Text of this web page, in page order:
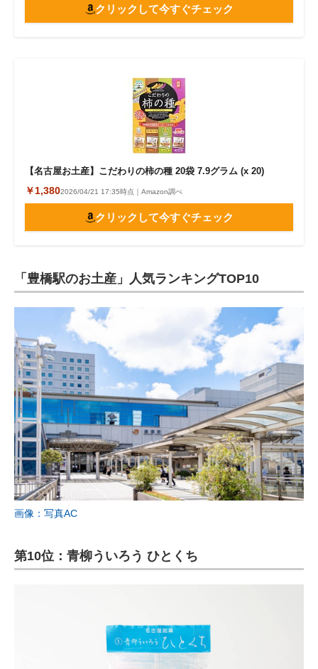
クリックして今すぐチェック
【名古屋お土産】こだわりの柿の種 20袋 7.9グラム (x 20)
￥1,3802026/04/21 17:35時点｜Amazon調べ
クリックして今すぐチェック
「豊橋駅のお土産」人気ランキングTOP10
画像：写真AC
第10位：青柳ういろう ひとくち